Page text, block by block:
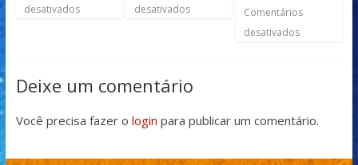
desativados
desativados
Comentários
desativados
Deixe um comentário
Você precisa fazer o login para publicar um comentário.